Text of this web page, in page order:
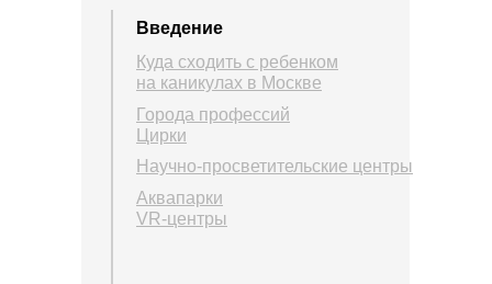
Введение
Куда сходить с ребенком
на каникулах в Москве
Города профессий
Цирки
Научно-просветительские центры
Аквапарки
VR-центры